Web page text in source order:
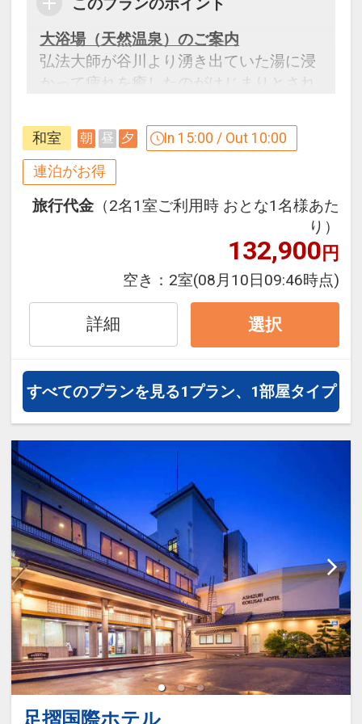
大浴場（天然温泉）のご案内
弘法大師が谷川より湧き出ていた湯に浸
かって疲れを癒したのがはじまりとされ
も希少なラドン泉質。
絶景の露天風呂は地平線を眺めながら、
朝夕に黄金色に染まる太平洋を堪能。 夜
お愉しみ頂けます。
眼前のさまざまな景色と天然温泉で日ご
【連泊するとお得】連泊割引がございま
す
1泊目より1泊につきおひとり様おとな
５００円引、こどもＡ３５０円引、こど
※割引適用後のご旅行代金は、カレンダ
ーからお進みいただいた後表示される
「空室照会結果確認画面」でご確認くだ
さい
※宿泊期間中すべての日において人数・
氏名・客室タイプ・食事条件・プラン同
一であることが割引適用の条件となりま
す。
設定期間：2026年4月1日～2027年3月
31日
インターネットコース番号：DP-1-
和室 朝 昼 夕 In 15:00 / Out 10:00
連泊がお得
旅行代金 （2名1室ご利用時 おとな1名様あた
り）
132,900円
空き： 2室(08月10日09:46時点)
詳細 選択
すべてのプランを見る1プラン、1部屋タイプ
足摺国際ホテル